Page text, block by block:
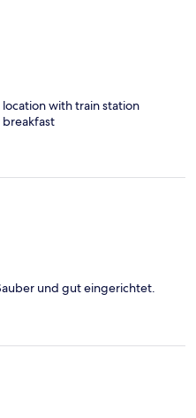
with train station
breakfast
und gut eingerichtet.